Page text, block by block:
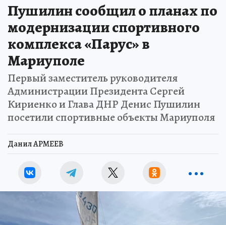
Пушилин сообщил о планах по
модернизации спортивного
комплекса «Парус» в
Мариуполе
Первый заместитель руководителя
Администрации Президента Сергей
Кириенко и Глава ДНР Денис Пушилин
посетили спортивные объекты Мариуполя
Данил АРМЕЕВ